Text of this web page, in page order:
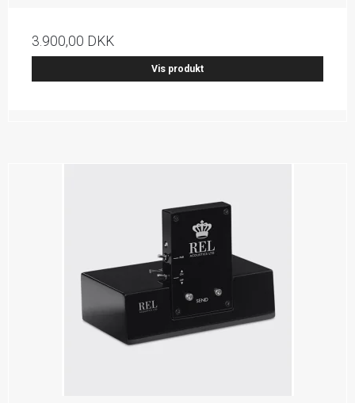
3.900,00 DKK
Vis produkt